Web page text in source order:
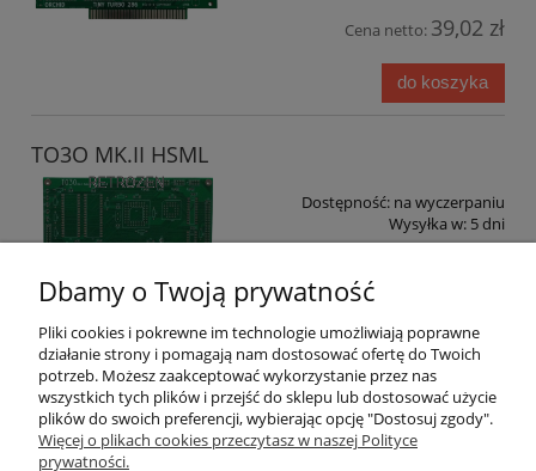
Cena netto: 39,02 zł
do koszyka
TO3O MK.II HSML
Dostępność: na wyczerpaniu
Wysyłka w: 5 dni
zawiera 23% VAT, bez kosztów
Cena netto: 28,46 zł
do koszyka
Dbamy o Twoją prywatność
Pliki cookies i pokrewne im technologie umożliwiają poprawne
działanie strony i pomagają nam dostosować ofertę do Twoich
potrzeb. Możesz zaakceptować wykorzystanie przez nas
wszystkich tych plików i przejść do sklepu lub dostosować użycie
plików do swoich preferencji, wybierając opcję "Dostosuj zgody".
Więcej o plikach cookies przeczytasz w naszej Polityce
prywatności.